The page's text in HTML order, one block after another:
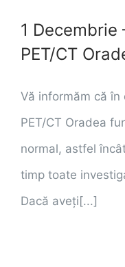
1 Decembrie
PET/CT
Vă informăm că
PET/CT Oradea
normal, astfel
timp toate
Dacă aveți[...]